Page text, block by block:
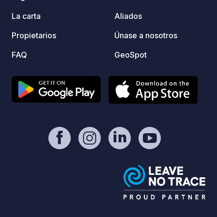
(mediados de verano a finales de
La carta
Propietarios
FAQ
Aliados
Únase a nosotros
GeoSpot